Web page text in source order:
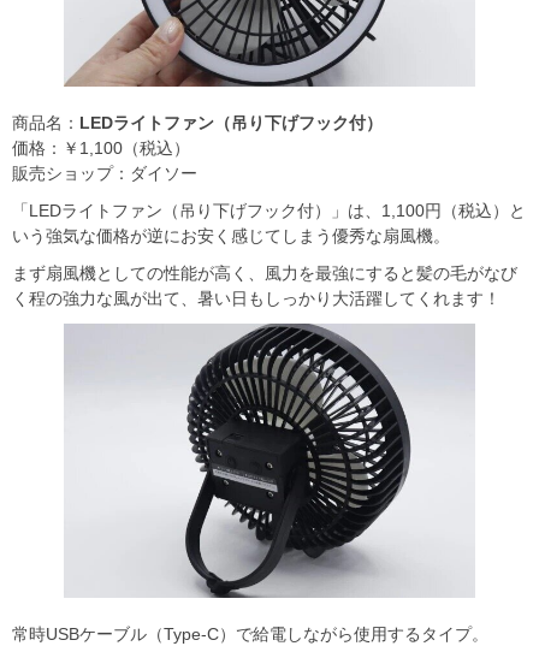
商品名： LEDライトファン（吊り下げフック付）
価格：￥1,100（税込）
販売ショップ：ダイソー
「LEDライトファン（吊り下げフック付）」は、1,100円（税込）と
いう強気な価格が逆にお安く感じてしまう優秀な扇風機。
まず扇風機としての性能が高く、風力を最強にすると髪の毛がなび
く程の強力な風が出て、暑い日もしっかり大活躍してくれます！
常時USBケーブル（Type-C）で給電しながら使用するタイプ。